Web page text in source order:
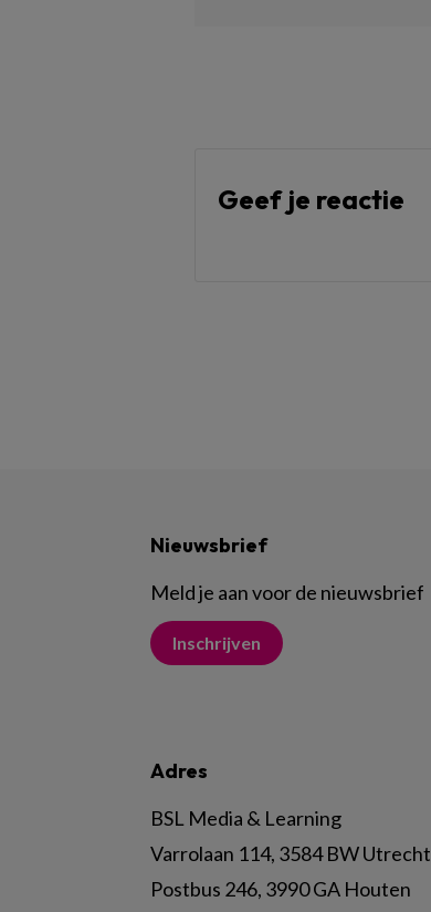
Geef je reactie
Nieuwsbrief
Meld je aan voor de nieuwsbrief
Inschrijven
Adres
BSL Media & Learning
Varrolaan 114, 3584 BW Utrecht
Postbus 246, 3990 GA Houten